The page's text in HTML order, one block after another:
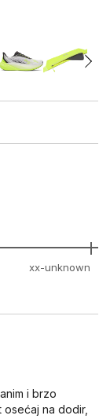
xx-unknown
i brzo
osećaj na dodir,